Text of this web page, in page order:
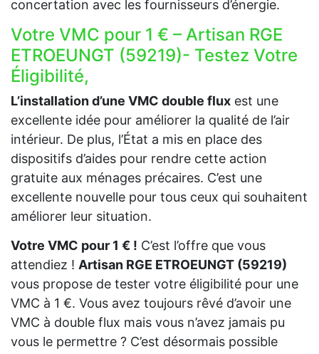
concertation avec les fournisseurs d’énergie.
Votre VMC pour 1 € – Artisan RGE
ETROEUNGT (59219)- Testez Votre
Éligibilité,
L’installation d’une VMC double flux est une
excellente idée pour améliorer la qualité de l’air
intérieur. De plus, l’État a mis en place des
dispositifs d’aides pour rendre cette action
gratuite aux ménages précaires. C’est une
excellente nouvelle pour tous ceux qui souhaitent
améliorer leur situation.
Votre VMC pour 1 € ! C’est l’offre que vous
attendiez ! Artisan RGE ETROEUNGT (59219)
vous propose de tester votre éligibilité pour une
VMC à 1 €. Vous avez toujours rêvé d’avoir une
VMC à double flux mais vous n’avez jamais pu
vous le permettre ? C’est désormais possible